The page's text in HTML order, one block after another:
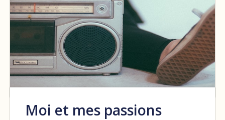
Moi et mes passions